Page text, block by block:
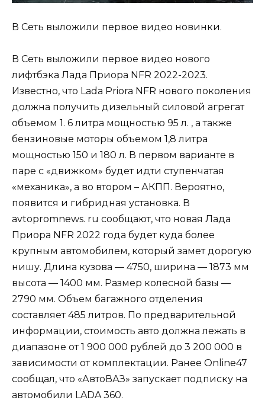
В Сеть выложили первое видео новинки.
В Сеть выложили первое видео нового
лифтбэка Лада Приора NFR 2022-2023.
Известно, что Lada Priora NFR нового поколения
должна получить дизельный силовой агрегат
объемом 1. 6 литра мощностью 95 л. , а также
бензиновые моторы объемом 1,8 литра
мощностью 150 и 180 л. В первом варианте в
паре с «движком» будет идти ступенчатая
«механика», а во втором – АКПП. Вероятно,
появится и гибридная установка. В
avtopromnews. ru сообщают, что новая Лада
Приора NFR 2022 года будет куда более
крупным автомобилем, который замет дорогую
нишу. Длина кузова — 4750, ширина — 1873 мм
высота — 1400 мм. Размер колесной базы —
2790 мм. Объем багажного отделения
составляет 485 литров. По предварительной
информации, стоимость авто должна лежать в
диапазоне от 1 900 000 рублей до 3 200 000 в
зависимости от комплектации. Ранее Online47
сообщал, что «АвтоВАЗ» запускает подписку на
автомобили LADA 360.